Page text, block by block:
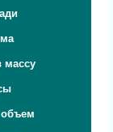
массу